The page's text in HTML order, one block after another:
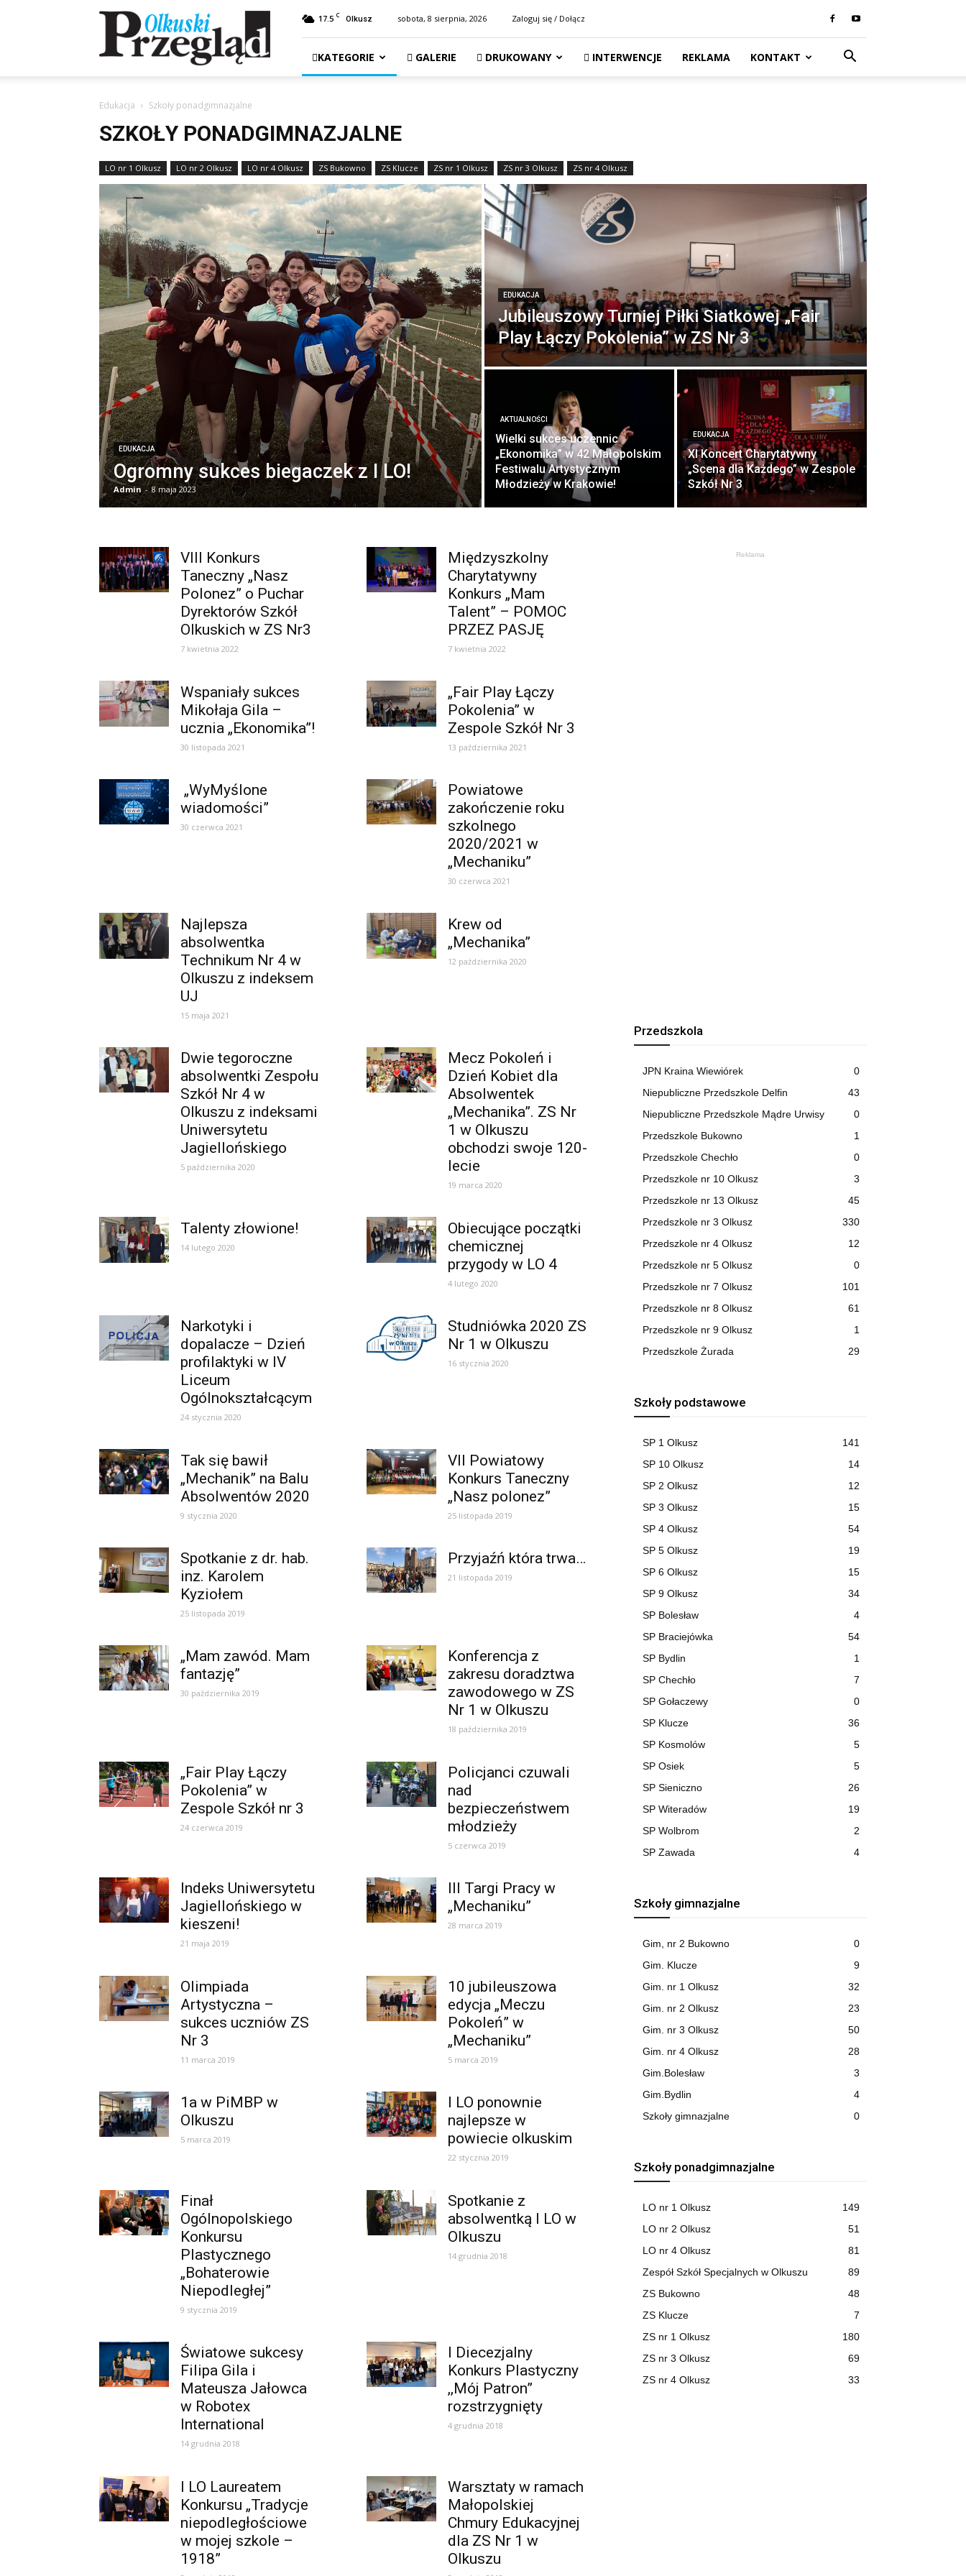
Przegląd
Olkuski
17.5 C Olkusz sobota, 8 sierpnia, 2026 Zaloguj się / Dołącz
KATEGORIE GALERIE DRUKOWANY INTERWENCJE REKLAMA KONTAKT
Edukacja Szkoły ponadgimnazjalne
SZKOŁY PONADGIMNAZJALNE
LO nr 1 Olkusz LO nr 2 Olkusz LO nr 4 Olkusz ZS Bukowno ZS Klucze ZS nr 1 Olkusz ZS nr 3 Olkusz ZS nr 4 Olkusz
EDUKACJA
Ogromny sukces biegaczek z I LO!
Admin - 8 maja 2023
EDUKACJA
Jubileuszowy Turniej Piłki Siatkowej „Fair
Play Łączy Pokolenia” w ZS Nr 3
AKTUALNOŚCI
Wielki sukces uczennic
„Ekonomika” w 42 Małopolskim
Festiwalu Artystycznym
Młodzieży w Krakowie!
EDUKACJA
XI Koncert Charytatywny
„Scena dla Każdego” w Zespole
Szkół Nr 3
VIII Konkurs
Taneczny „Nasz
Polonez” o Puchar
Dyrektorów Szkół
Olkuskich w ZS Nr3
7 kwietnia 2022
Międzyszkolny
Charytatywny
Konkurs „Mam
Talent” – POMOC
PRZEZ PASJĘ
7 kwietnia 2022
Wspaniały sukces
Mikołaja Gila –
ucznia „Ekonomika”!
30 listopada 2021
„Fair Play Łączy
Pokolenia” w
Zespole Szkół Nr 3
13 października 2021
„WyMyślone
wiadomości”
30 czerwca 2021
Powiatowe
zakończenie roku
szkolnego
2020/2021 w
„Mechaniku”
30 czerwca 2021
Najlepsza
absolwentka
Technikum Nr 4 w
Olkuszu z indeksem
UJ
15 maja 2021
Krew od
„Mechanika”
12 października 2020
Dwie tegoroczne
absolwentki Zespołu
Szkół Nr 4 w
Olkuszu z indeksami
Uniwersytetu
Jagiellońskiego
5 października 2020
Mecz Pokoleń i
Dzień Kobiet dla
Absolwentek
„Mechanika”. ZS Nr
1 w Olkuszu
obchodzi swoje 120-
lecie
19 marca 2020
Talenty złowione!
14 lutego 2020
Obiecujące początki
chemicznej
przygody w LO 4
4 lutego 2020
Narkotyki i
dopalacze – Dzień
profilaktyki w IV
Liceum
Ogólnokształcącym
24 stycznia 2020
Studniówka 2020 ZS
Nr 1 w Olkuszu
16 stycznia 2020
Tak się bawił
„Mechanik” na Balu
Absolwentów 2020
9 stycznia 2020
VII Powiatowy
Konkurs Taneczny
„Nasz polonez”
25 listopada 2019
Spotkanie z dr. hab.
inz. Karolem
Kyziołem
25 listopada 2019
Przyjaźń która trwa…
21 listopada 2019
„Mam zawód. Mam
fantazję”
30 października 2019
Konferencja z
zakresu doradztwa
zawodowego w ZS
Nr 1 w Olkuszu
18 października 2019
„Fair Play Łączy
Pokolenia” w
Zespole Szkół nr 3
24 czerwca 2019
Policjanci czuwali
nad
bezpieczeństwem
młodzieży
5 czerwca 2019
Indeks Uniwersytetu
Jagiellońskiego w
kieszeni!
21 maja 2019
III Targi Pracy w
„Mechaniku”
28 marca 2019
Olimpiada
Artystyczna –
sukces uczniów ZS
Nr 3
11 marca 2019
10 jubileuszowa
edycja „Meczu
Pokoleń” w
„Mechaniku”
5 marca 2019
1a w PiMBP w
Olkuszu
5 marca 2019
I LO ponownie
najlepsze w
powiecie olkuskim
22 stycznia 2019
Finał
Ogólnopolskiego
Konkursu
Plastycznego
„Bohaterowie
Niepodległej”
9 stycznia 2019
Spotkanie z
absolwentką I LO w
Olkuszu
14 grudnia 2018
Światowe sukcesy
Filipa Gila i
Mateusza Jałowca
w Robotex
International
14 grudnia 2018
I Diecezjalny
Konkurs Plastyczny
,,Mój Patron”
rozstrzygnięty
4 grudnia 2018
I LO Laureatem
Konkursu „Tradycje
niepodległościowe
w mojej szkole –
1918”
Warsztaty w ramach
Małopolskiej
Chmury Edukacyjnej
dla ZS Nr 1 w
Olkuszu
Reklama
Przedszkola
JPN Kraina Wiewiórek
0
Niepubliczne Przedszkole Delfin
43
Niepubliczne Przedszkole Mądre Urwisy
0
Przedszkole Bukowno
1
Przedszkole Chechło
0
Przedszkole nr 10 Olkusz
3
Przedszkole nr 13 Olkusz
45
Przedszkole nr 3 Olkusz
330
Przedszkole nr 4 Olkusz
12
Przedszkole nr 5 Olkusz
0
Przedszkole nr 7 Olkusz
101
Przedszkole nr 8 Olkusz
61
Przedszkole nr 9 Olkusz
1
Przedszkole Żurada
29
Szkoły podstawowe
SP 1 Olkusz
141
SP 10 Olkusz
14
SP 2 Olkusz
12
SP 3 Olkusz
15
SP 4 Olkusz
54
SP 5 Olkusz
19
SP 6 Olkusz
15
SP 9 Olkusz
34
SP Bolesław
4
SP Braciejówka
54
SP Bydlin
1
SP Chechło
7
SP Gołaczewy
0
SP Klucze
36
SP Kosmolów
5
SP Osiek
5
SP Sieniczno
26
SP Witeradów
19
SP Wolbrom
2
SP Zawada
4
Szkoły gimnazjalne
Gim, nr 2 Bukowno
0
Gim. Klucze
9
Gim. nr 1 Olkusz
32
Gim. nr 2 Olkusz
23
Gim. nr 3 Olkusz
50
Gim. nr 4 Olkusz
28
Gim.Bolesław
3
Gim.Bydlin
4
Szkoły gimnazjalne
0
Szkoły ponadgimnazjalne
LO nr 1 Olkusz
149
LO nr 2 Olkusz
51
LO nr 4 Olkusz
81
Zespół Szkół Specjalnych w Olkuszu
89
ZS Bukowno
48
ZS Klucze
7
ZS nr 1 Olkusz
180
ZS nr 3 Olkusz
69
ZS nr 4 Olkusz
33